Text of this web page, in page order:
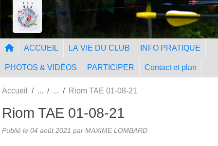
Tir à l'Arc Nangissien
ACCUEIL LA VIE DU CLUB INFO PRATIQUE
PHOTOS & VIDÉOS PARTICIPER Contact et plan
Accueil Riom TAE 01-08-21
Riom TAE 01-08-21
Publié le 04 août 2021 par MAXIME LOMBARD
Panneau de gestion des cookies